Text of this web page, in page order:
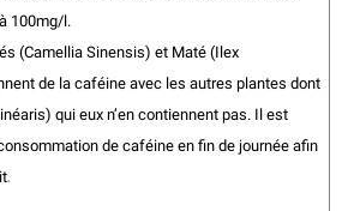
100mg/l.
(Camellia Sinensis) et Maté (Ilex
de la caféine avec les autres plantes dont
qui eux n’en contiennent pas. Il est
de caféine en fin de journée afin
.